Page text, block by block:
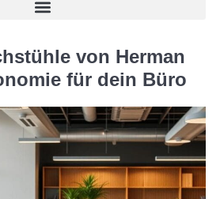
von Herman
für dein Büro